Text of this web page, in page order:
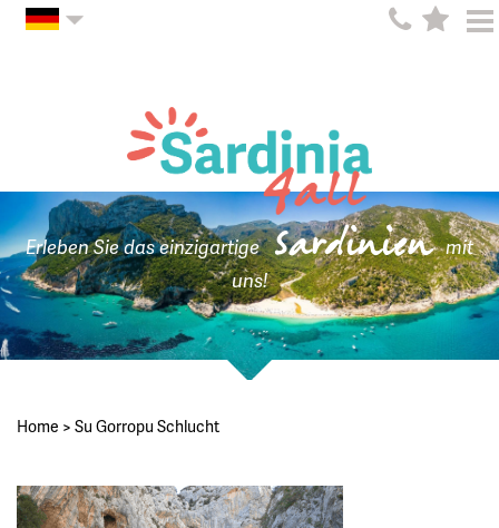
Erleben Sie das einzigartige Sardinien mit
uns!
Home > Su Gorropu Schlucht